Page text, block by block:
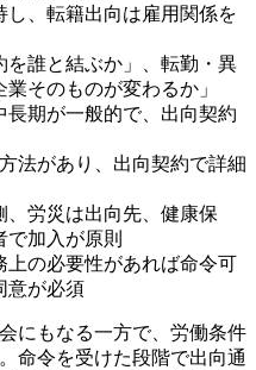
、転籍出向は雇用関係を
誰と結ぶか」、転勤・異
そのものが変わるか」
期が一般的で、出向契約
法があり、出向契約で詳細
、労災は出向先、健康保
で加入が原則
の必要性があれば命令可
意が必須
にもなる一方で、労働条件
命令を受けた段階で出向通